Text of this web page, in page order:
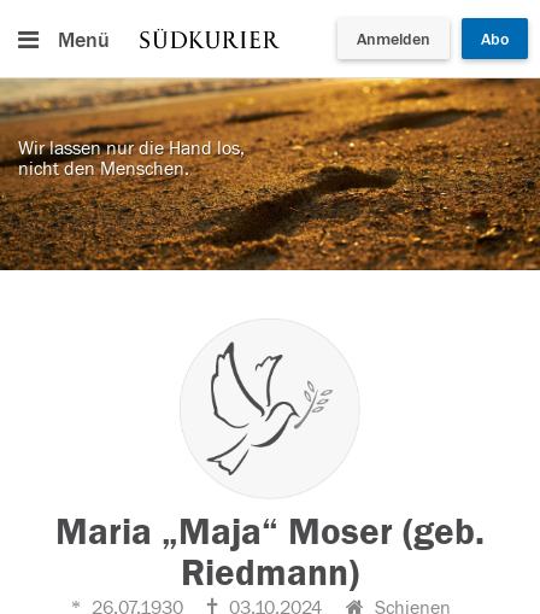
Menü Anmelden Abo
Wir lassen nur die Hand los,
nicht den Menschen.
Maria „Maja“ Moser (geb.
Riedmann)
26.07.1930 03.10.2024 Schienen